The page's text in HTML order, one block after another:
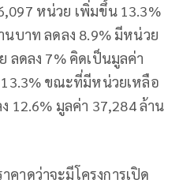
หน่วย เพิ่มขึ้น 13.3%
นบาท ลดลง 8.9% มีหน่วย
ลดลง 7% คิดเป็นมูลค่า
ขณะที่มีหน่วยเหลือ
12.6% มูลค่า 37,284 ล้าน
คาดว่าจะมีโครงการเปิด